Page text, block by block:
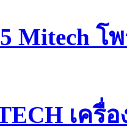
Mitech โ
เครื่